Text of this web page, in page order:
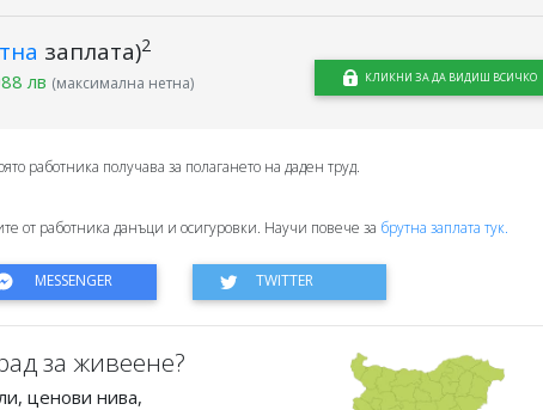
заплата)2
лв (максимална нетна) КЛИКНИ ЗА ДА ВИДИШ ВСИЧКО
работника получава за полагането на даден труд.
от работника данъци и осигуровки. Научи повече за брутна заплата тук.
за живеене?
ценови нива,